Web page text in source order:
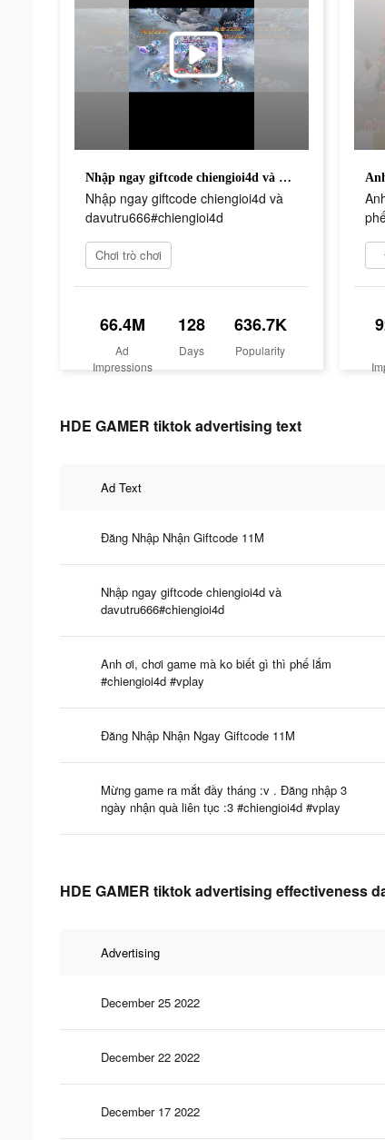
Nhập ngay giftcode chiengioi4d và davutru666#chiengioi4d
Nhập ngay giftcode chiengioi4d và
davutru666#chiengioi4d
Chơi trò chơi
66.4M
Ad
Impressions
128
Days
636.7K
Popularity
HDE GAMER tiktok advertising text
Ad Text
Đăng Nhập Nhận Giftcode 11M
Nhập ngay giftcode chiengioi4d và
davutru666#chiengioi4d
Anh ơi, chơi game mà ko biết gì thì phế lắm
#chiengioi4d #vplay
Đăng Nhập Nhận Ngay Giftcode 11M
Mừng game ra mắt đầy tháng :v . Đăng nhập 3
ngày nhận quà liên tục :3 #chiengioi4d #vplay
HDE GAMER tiktok advertising effectiveness
Advertising
December 25 2022
December 22 2022
December 17 2022